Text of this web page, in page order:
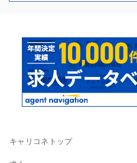
キャリコネトップ